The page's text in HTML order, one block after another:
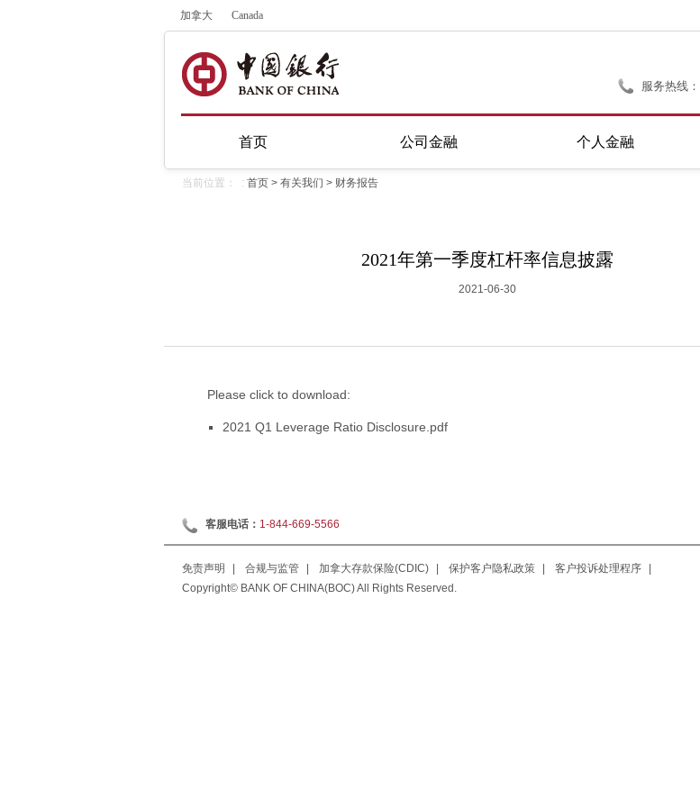
加拿大 Canada
服务热线：
首页 公司金融 个人金融
当前位置： : 首页 > 有关我们 > 财务报告
2021年第一季度杠杆率信息披露
2021-06-30
Please click to download:
2021 Q1 Leverage Ratio Disclosure.pdf
客服电话： 1-844-669-5566
免责声明 合规与监管 加拿大存款保险(CDIC) 保护客户隐私政策 客户投诉处理程序
Copyright© BANK OF CHINA(BOC) All Rights Reserved.